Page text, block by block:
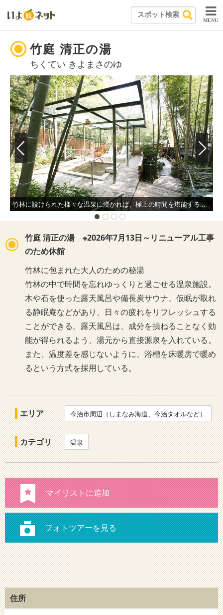
MENU
竹庭 清正の湯
ちくてい きよまさのゆ
竹林に設けられた様々な温泉に浸かれば、極上の時間を堪能することができる。
竹庭 清正の湯 ※2026年7月13日～リニューアル工事
のため休館
竹林に包まれた大人のための秘湯
竹林の中で時間を忘れゆっくりと過ごせる温泉施設。
木や石を使った露天風呂や備長炭サウナ、仮眠が取れ
る静眠庵などがあり、日々の疲れをリフレッシュする
ことができる。露天風呂は、成分を損ねることなく効
能が得られるよう、湯元から直接源泉を入れている。
また、温度差を感じないように、浴槽を床暖房で暖め
るという方式を採用している。
エリア 今治市周辺（しまなみ海道、今治タオルなど）
カテゴリ 温泉
住所